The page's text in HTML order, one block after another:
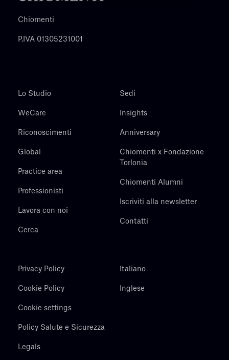
Chiomenti
P.IVA 01305231001
Lo Studio
WeCare
Riconoscimenti
Global
Practice area
Professionisti
Lavora con noi
Cerca
Sedi
Insights
Anniversary
Chiomenti x Fondazione
Torlonia
Chiomenti Alumni
Iscriviti alla newsletter
Contatti
Privacy Policy
Cookie Policy
Cookie settings
Policy Salute e Sicurezza
Legals
Italiano
Inglese